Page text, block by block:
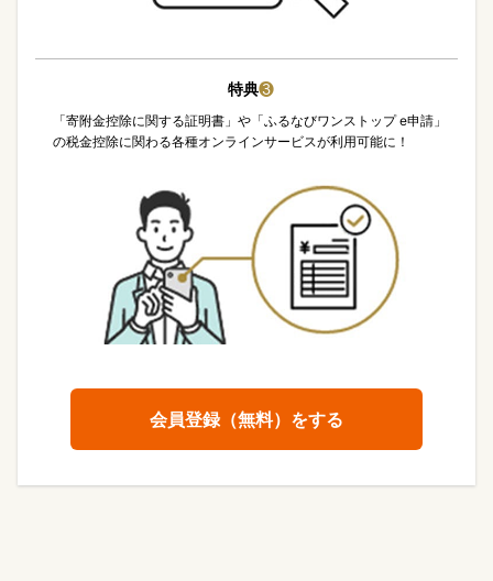
特典❸
「寄附金控除に関する証明書」や「ふるなびワンストップ e申請」
の税金控除に関わる各種オンラインサービスが利用可能に！
会員登録（無料）をする